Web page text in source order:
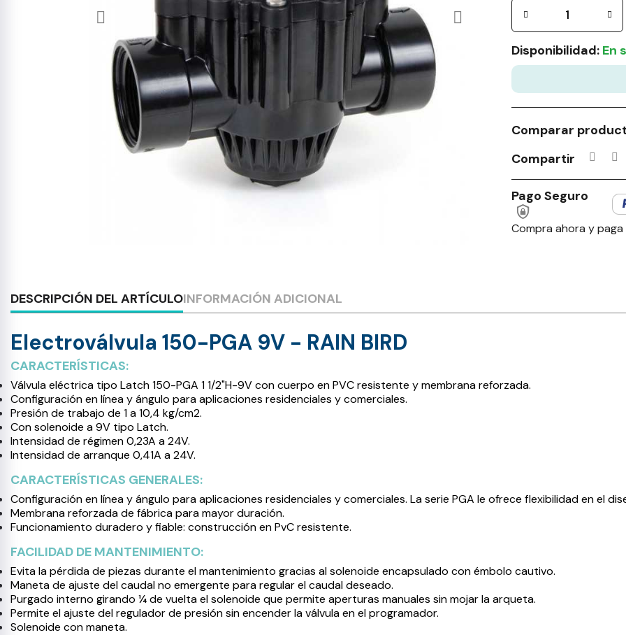
Disponibilidad: En
Comparar
Compartir
Pago Seguro
Compra ahora y
DESCRIPCIÓN DEL ARTÍCULOINFORMACIÓN ADICIONAL
Electroválvula 150-PGA 9V - RAIN BIRD
CARACTERÍSTICAS:
Válvula eléctrica tipo Latch 150-PGA 1 1/2"H-9V con cuerpo en PVC resistente y membrana reforzada.
Configuración en línea y ángulo para aplicaciones residenciales y comerciales.
Presión de trabajo de 1 a 10,4 kg/cm2.
Con solenoide a 9V tipo Latch.
Intensidad de régimen 0,23A a 24V.
Intensidad de arranque 0,41A a 24V.
CARACTERÍSTICAS GENERALES:
Configuración en línea y ángulo para aplicaciones residenciales y comerciales. La serie PGA le ofrece flexibilidad en el
Membrana reforzada de fábrica para mayor duración.
Funcionamiento duradero y fiable: construcción en PvC resistente.
FACILIDAD DE MANTENIMIENTO:
Evita la pérdida de piezas durante el mantenimiento gracias al solenoide encapsulado con émbolo cautivo.
Maneta de ajuste del caudal no emergente para regular el caudal deseado.
Purgado interno girando ¼ de vuelta el solenoide que permite aperturas manuales sin mojar la arqueta.
Permite el ajuste del regulador de presión sin encender la válvula en el programador.
Solenoide con maneta.